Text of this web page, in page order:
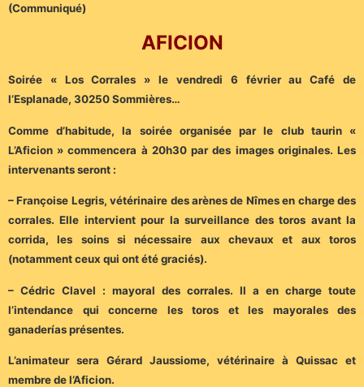
(Communiqué)
AFICION
Soirée « Los Corrales » le vendredi 6 février au Café de
l’Esplanade, 30250 Sommières…
Comme d’habitude, la soirée organisée par le club taurin «
L’Aficion » commencera à 20h30 par des images originales. Les
intervenants seront :
– Françoise Legris, vétérinaire des arènes de Nîmes en charge des
corrales. Elle intervient pour la surveillance des toros avant la
corrida, les soins si nécessaire aux chevaux et aux toros
(notamment ceux qui ont été graciés).
– Cédric Clavel : mayoral des corrales. Il a en charge toute
l’intendance qui concerne les toros et les mayorales des
ganaderías présentes.
L’animateur sera Gérard Jaussiome, vétérinaire à Quissac et
membre de l’Aficion.